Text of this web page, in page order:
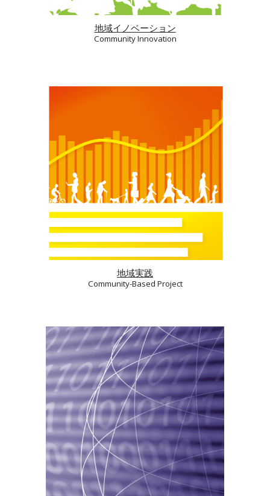
地域イノベーション
Community Innovation
地域実践
Community-Based Project